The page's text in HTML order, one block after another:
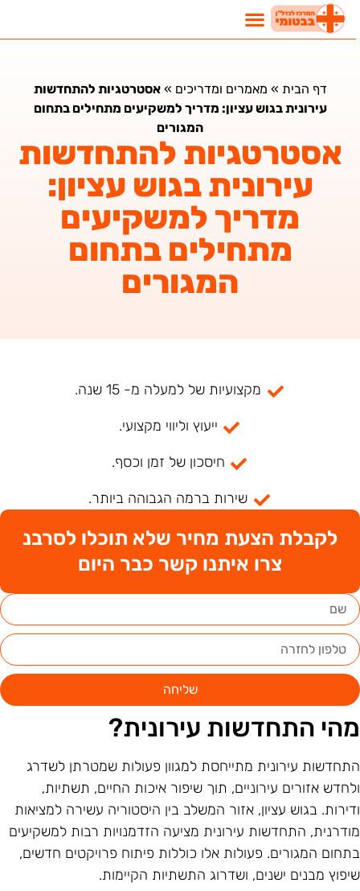
דף הבית»מאמרים ומדריכים»אסטרטגיות להתחדשות
עירונית בגוש עציון: מדריך למשקיעים מתחילים בתחום
המגורים
אסטרטגיות להתחדשות
עירונית בגוש עציון:
מדריך למשקיעים
מתחילים בתחום
המגורים
מקצועיות של למעלה מ- 15 שנה.
ייעוץ וליווי מקצועי.
חיסכון של זמן וכסף.
שירות ברמה הגבוהה ביותר.
לקבלת הצעת מחיר שלא תוכלו לסרבנ
צרו איתנו קשר כבר היום
שליחה
התחדשות עירונית?
עירונית מתייחסת למגוון פעולות שמטרתן לשדרג
אזורים עירוניים, תוך שיפור איכות החיים, תשתיות,
בגוש עציון, אזור המשלב בין היסטוריה עשירה למציאות
התחדשות עירונית מציעה הזדמנויות רבות למשקיעים
המגורים. פעולות אלו כוללות פיתוח פרויקטים חדשים,
מבנים ישנים, ושדרוג התשתיות הקיימות.